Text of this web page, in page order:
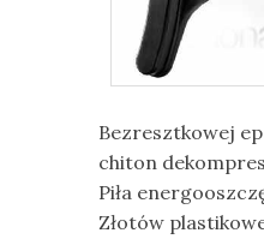
Bezresztkowej
chiton
Piła
Złotów